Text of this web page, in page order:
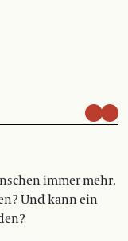
immer mehr.
Und kann ein